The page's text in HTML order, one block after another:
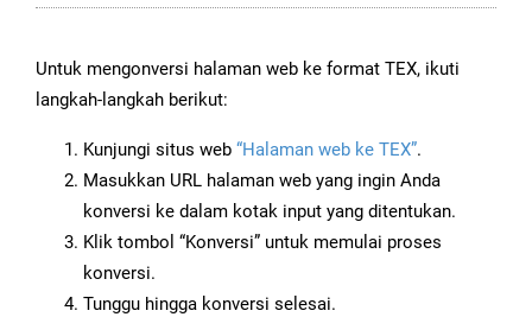
Untuk mengonversi halaman web ke format TEX, ikuti
langkah-langkah berikut:
Kunjungi situs web “Halaman web ke TEX”.
Masukkan URL halaman web yang ingin Anda
konversi ke dalam kotak input yang ditentukan.
Klik tombol “Konversi” untuk memulai proses
konversi.
Tunggu hingga konversi selesai.